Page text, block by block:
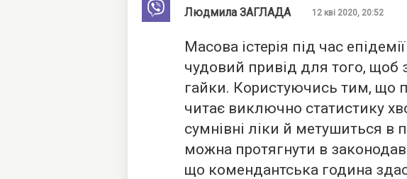
Людмила ЗАГЛАДА 12 кві 2020, 20:52
Масова істерія під час
чудовий привід для того, щоб
гайки. Користуючись тим, що
читає виключно статистику
сумнівні ліки й метушиться в
можна протягнути в
що комендантська година